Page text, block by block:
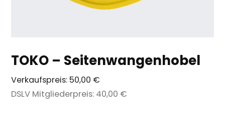
TOKO – Seitenwangenhobel
Verkaufspreis: 50,00 €
DSLV Mitgliederpreis: 40,00 €